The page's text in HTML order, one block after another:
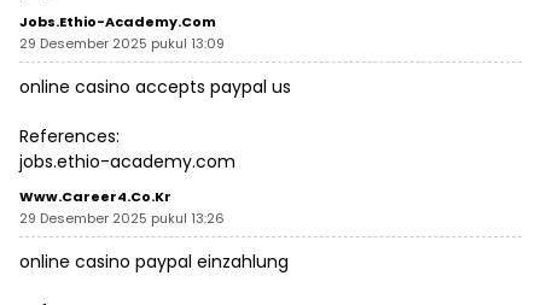
Jobs.ethio-Academy.com
29 Desember 2025 pukul 13:09
online casino accepts paypal us
References:
jobs.ethio-academy.com
Www.career4.co.kr
29 Desember 2025 pukul 13:26
online casino paypal einzahlung